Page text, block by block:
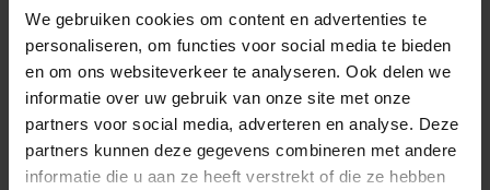
We gebruiken cookies om content en advertenties te
personaliseren, om functies voor social media te bieden
en om ons websiteverkeer te analyseren. Ook delen we
informatie over uw gebruik van onze site met onze
partners voor social media, adverteren en analyse. Deze
partners kunnen deze gegevens combineren met andere
informatie die u aan ze heeft verstrekt of die ze hebben